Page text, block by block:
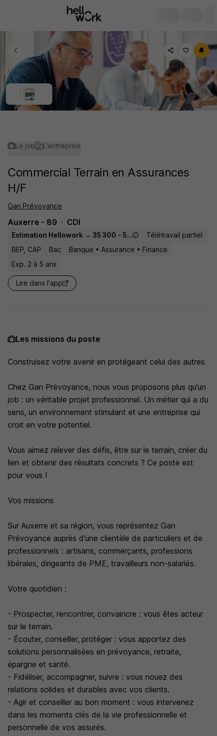
Le job L'entreprise
Commercial Terrain en Assurances
H/F
Gan Prévoyance
Auxerre - 89 CDI
Estimation Hellowork → 35 300 - 58 000 € / anTélétravail partiel
BEP, CAP
Bac
Banque • Assurance • Finance
Exp. 2 à 5 ans
Lire dans l'app
Les missions du poste
Construisez votre avenir en protégeant celui des autres
Chez Gan Prévoyance, nous vous proposons plus qu'un
job : un véritable projet professionnel. Un métier qui a du
sens, un environnement stimulant et une entreprise qui
croit en votre potentiel.
Vous aimez relever des défis, être sur le terrain, créer du
lien et obtenir des résultats concrets ? Ce poste est
pour vous !
Vos missions
Sur Auxerre et sa région, vous représentez Gan
Prévoyance auprès d'une clientèle de particuliers et de
professionnels : artisans, commerçants, professions
libérales, dirigeants de PME, travailleurs non-salariés.
Votre quotidien :
- Prospecter, rencontrer, convaincre : vous êtes acteur
sur le terrain.
- Écouter, conseiller, protéger : vous apportez des
solutions personnalisées en prévoyance, retraite,
épargne et santé.
- Fidéliser, accompagner, suivre : vous nouez des
relations solides et durables avec vos clients.
- Agir et conseiller au bon moment : vous intervenez
dans les moments clés de la vie professionnelle et
personnelle de vos assurés.